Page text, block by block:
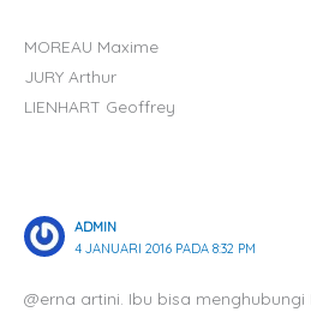
MOREAU Maxime
JURY Arthur
LIENHART Geoffrey
ADMIN
4 JANUARI 2016 PADA 8:32 PM
@erna artini. Ibu bisa menghubungi